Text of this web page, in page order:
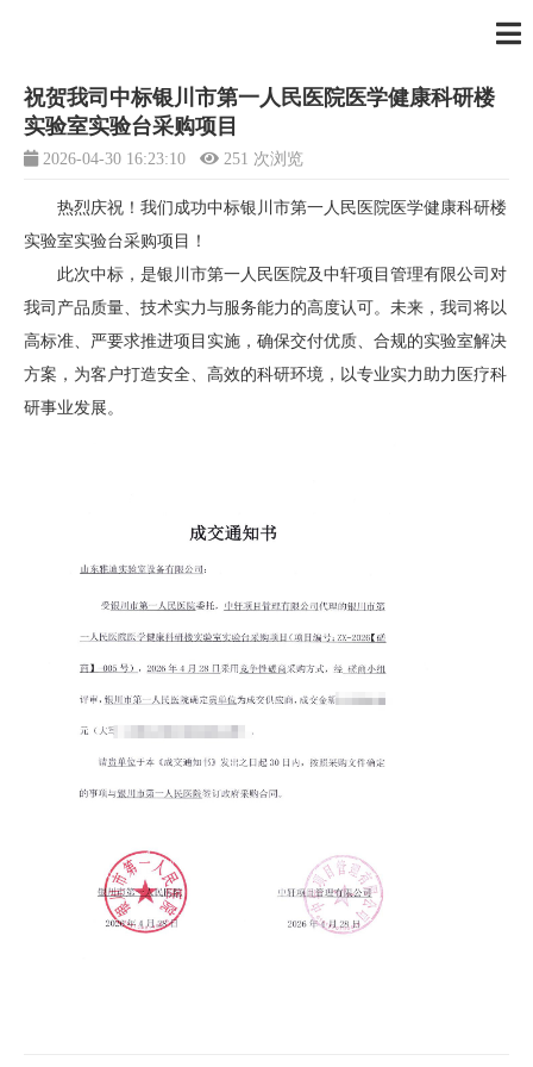
祝贺我司中标银川市第一人民医院医学健康科研楼
实验室实验台采购项目
2026-04-30 16:23:10 251 次浏览
热烈庆祝！我们成功中标银川市第一人民医院医学健康科研楼
实验室实验台采购项目！
此次中标，是银川市第一人民医院及中轩项目管理有限公司对
我司产品质量、技术实力与服务能力的高度认可。未来，我司将以
高标准、严要求推进项目实施，确保交付优质、合规的实验室解决
方案，为客户打造安全、高效的科研环境，以专业实力助力医疗科
研事业发展。